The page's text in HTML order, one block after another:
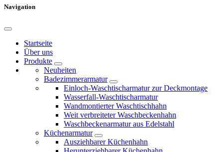
Navigation
Startseite
Über uns
Produkte
Neuheiten
Badezimmerarmatur
Einloch-Waschtischarmatur zur Deckmontage
Wasserfall-Waschtischarmatur
Wandmontierter Waschtischhahn
Weit verbreiteter Waschbeckenhahn
Waschbeckenarmatur aus Edelstahl
Küchenarmatur
Ausziehbarer Küchenhahn